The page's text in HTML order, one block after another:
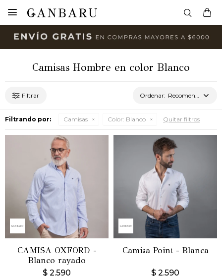

Camisas Hombre en color Blanco
Recomendados
Filtrando por: Camisas Color: Blanco Quitar filtros
CAMISA OXFORD -
Blanco rayado
$ 2.590
Camisa Point - Blanca
$ 2.590